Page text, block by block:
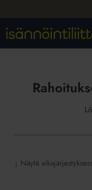
↓ Näytä